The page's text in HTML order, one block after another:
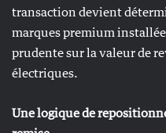
transaction devient
marques premium
prudente sur la valeur de
électriques.
Une logique de